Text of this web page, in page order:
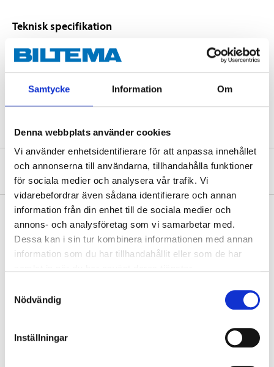
Samtycke Information Om
Denna webbplats använder cookies
Vi använder enhetsidentifierare för att anpassa innehållet
och annonserna till användarna, tillhandahålla funktioner
för sociala medier och analysera vår trafik. Vi
vidarebefordrar även sådana identifierare och annan
information från din enhet till de sociala medier och
annons- och analysföretag som vi samarbetar med.
Dessa kan i sin tur kombinera informationen med annan
information som du har tillhandahållit eller som de har
Nödvändig
Inställningar
Teknisk specifikation
Material
UV-beständig PVC
Om tillverkaren
Köp & Hämta
Andra kunder köpte också